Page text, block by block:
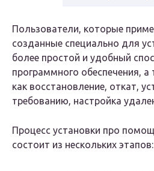
Пользователи, которые
созданные специально для
более простой и удобный
программного обеспечения, а
как восстановление, откат,
требованию, настройка
Процесс установки про
состоит из нескольких этапов: